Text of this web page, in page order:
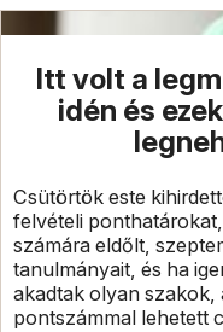
Itt volt a
idén és
Csütörtök este
felvételi
számára eldőlt,
tanulmányait, és ha
akadtak olyan szakok,
pontszámmal lehetett